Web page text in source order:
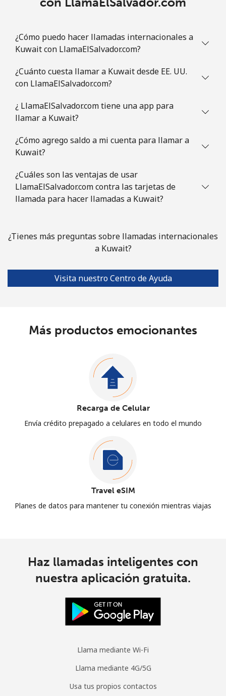
¿Cómo puedo hacer llamadas internacionales a
Kuwait con LlamaElSalvador.com?
¿Cuánto cuesta llamar a Kuwait desde EE. UU.
con LlamaElSalvador.com?
¿ LlamaElSalvador.com tiene una app para
llamar a Kuwait?
¿Cómo agrego saldo a mi cuenta para llamar a
Kuwait?
¿Cuáles son las ventajas de usar
LlamaElSalvador.com contra las tarjetas de
llamada para hacer llamadas a Kuwait?
¿Tienes más preguntas sobre llamadas internacionales
a Kuwait?
Visita nuestro Centro de Ayuda
Más productos emocionantes
Recarga de Celular
Envía crédito prepagado a celulares en todo el mundo
Travel eSIM
Planes de datos para mantener tu conexión mientras viajas
Haz llamadas inteligentes con
nuestra aplicación gratuita.
Llama mediante Wi-Fi
Llama mediante 4G/5G
Usa tus propios contactos